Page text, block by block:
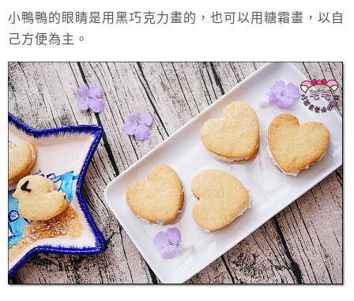
小鴨鴨的眼睛是用黑巧克力畫的，也可以用糖霜畫，以自
己方便為主。